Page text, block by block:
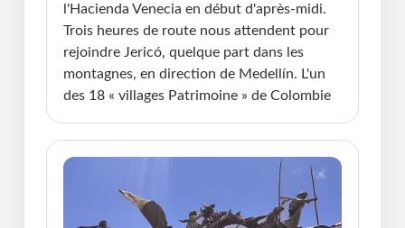
l'Hacienda Venecia en début d'après-midi.
Trois heures de route nous attendent pour
rejoindre Jericó, quelque part dans les
montagnes, en direction de Medellín. L'un
des 18 « villages Patrimoine » de Colombie